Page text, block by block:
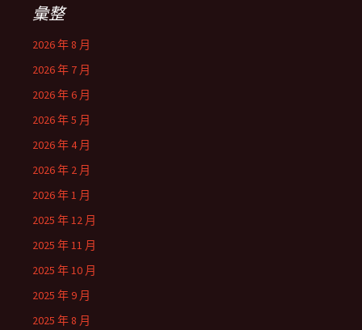
彙整
2026 年 8 月
2026 年 7 月
2026 年 6 月
2026 年 5 月
2026 年 4 月
2026 年 2 月
2026 年 1 月
2025 年 12 月
2025 年 11 月
2025 年 10 月
2025 年 9 月
2025 年 8 月